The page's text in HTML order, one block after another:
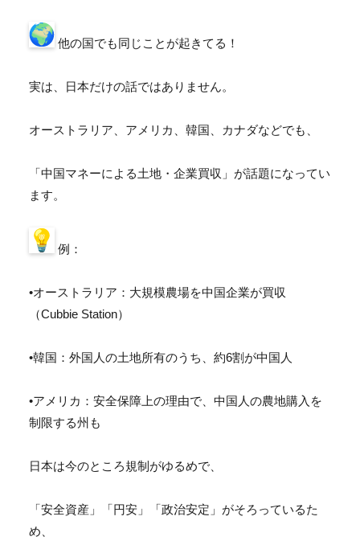
他の国でも同じことが起きてる！
実は、日本だけの話ではありません。
オーストラリア、アメリカ、韓国、カナダなどでも、
「中国マネーによる土地・企業買収」が話題になってい
ます。
例：
•オーストラリア：大規模農場を中国企業が買収
（Cubbie Station）
•韓国：外国人の土地所有のうち、約6割が中国人
•アメリカ：安全保障上の理由で、中国人の農地購入を
制限する州も
日本は今のところ規制がゆるめで、
「安全資産」「円安」「政治安定」がそろっているた
め、